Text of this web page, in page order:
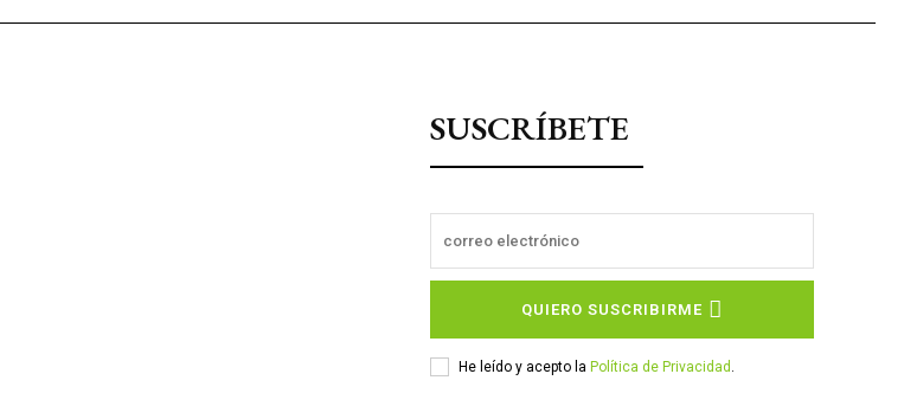
SUSCRÍBETE
QUIERO SUSCRIBIRME
He leído y acepto la Política de Privacidad